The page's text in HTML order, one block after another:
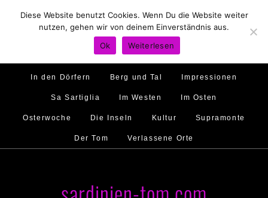
Hirtenland Traumstrände Feste feiern
Golfo di Orosei Im Norden
Murales Ambiente
In den Dörfern Berg und Tal Impressionen
Sa Sartiglia Im Westen Im Osten
Osterwoche Die Inseln Kultur Supramonte
Der Tom Verlassene Orte
Diese Website benutzt Cookies. Wenn Du die Website weiter
nutzen, gehen wir von deinem Einverständnis aus.
Ok
Weiterlesen